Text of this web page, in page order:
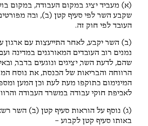
(א) מעביד יציג במקום העבודה, במקום
שקבע השר לפי סעיף קטן (ב), ובה מפורטים
העובד לפי חוק זה.
(ב) השר יקבע, לאחר התייעצות עם ארגון
נמנים רוב העובדים המאורגנים במדינה
שהם, לדעת השר, יציגים ונוגעים בדבר,
הרווחה והבריאות של הכנסת, את נוסח
המינימום כתוקפו מעת לעת וכן המען
לאכיפת חוקי עבודה במשרד העבודה
(ג) נוסף על הוראות סעיף קטן (ב) השר
באותו סעיף קטן לקבוע –